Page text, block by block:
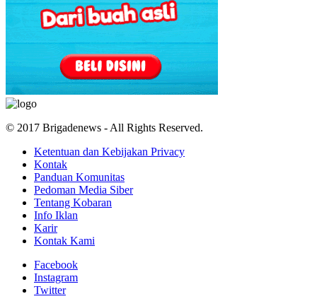
© 2017 Brigadenews - All Rights Reserved.
Ketentuan dan Kebijakan Privacy
Kontak
Panduan Komunitas
Pedoman Media Siber
Tentang Kobaran
Info Iklan
Karir
Kontak Kami
Facebook
Instagram
Twitter